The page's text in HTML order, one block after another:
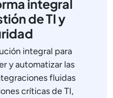
integral
de TI y
integral para
y automatizar las
fluidas
críticas de TI,